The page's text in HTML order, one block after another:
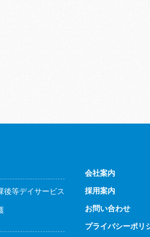
後等デイサービス
会社案内
採用案内
お問い合わせ
プライバシーポリ